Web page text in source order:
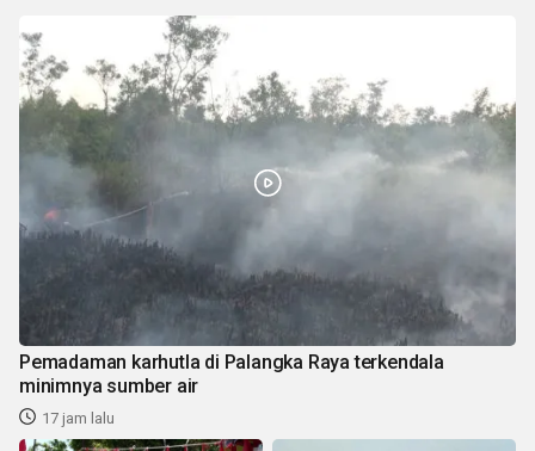
Pemadaman karhutla di Palangka Raya terkendala
minimnya sumber air
17 jam lalu